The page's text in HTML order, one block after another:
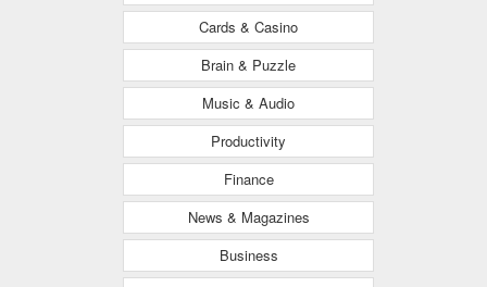
Cards & Casino
Brain & Puzzle
Music & Audio
Productivity
Finance
News & Magazines
Business